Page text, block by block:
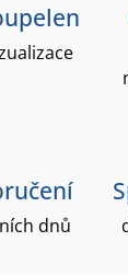
dnů